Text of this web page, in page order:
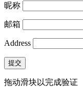
昵称
邮箱
Address
提交
拖动滑块以完成验证